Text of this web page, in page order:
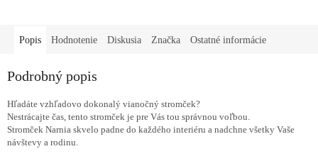
Popis Hodnotenie Diskusia Značka Ostatné informácie
Podrobný popis
Hľadáte vzhľadovo dokonalý vianočný stromček?
Nestrácajte čas, tento stromček je pre Vás tou správnou voľbou.
Stromček Narnia skvelo padne do každého interiéru a nadchne všetky Vaše
návštevy a rodinu.